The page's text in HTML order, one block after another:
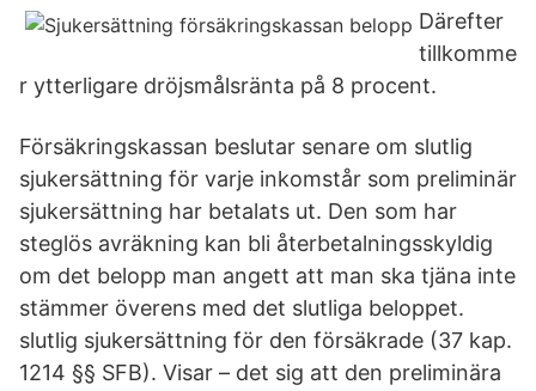
Därefter
tillkomme
r ytterligare dröjsmålsränta på 8 procent.
Försäkringskassan be­­­slutar senare om slutlig
sjukersättning för varje inkomstår som preliminär
sjukersättning har betalats ut. Den som har
steglös avräkning kan bli återbetalningsskyldig
om det belopp man angett att man ska tjäna inte
stämmer överens med det slutliga beloppet.
slutlig sjukersättning för den försäkrade (37 kap.
1214 §§ SFB). Visar – det sig att den preliminära